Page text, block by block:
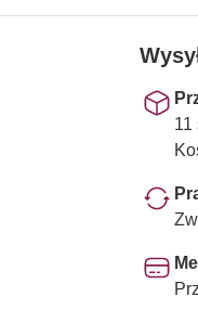
11